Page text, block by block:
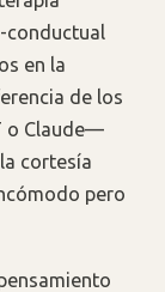
conductual
en la
de los
o Claude—
cortesía
pero